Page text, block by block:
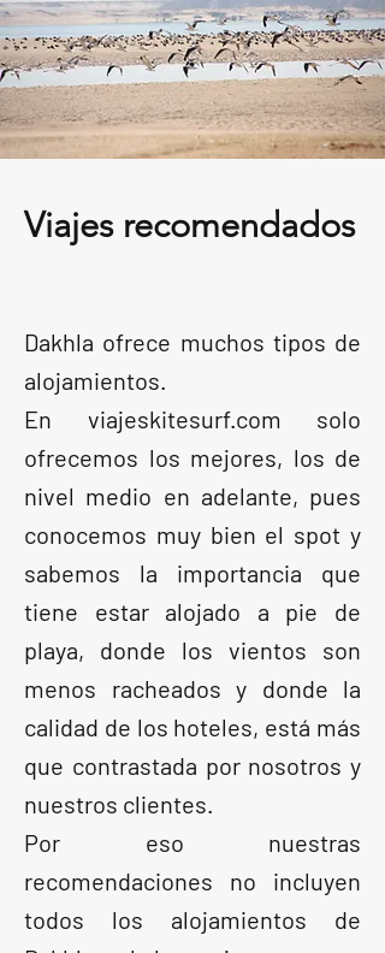
Viajes recomendados
Dakhla ofrece muchos tipos de
alojamientos.
En viajeskitesurf.com solo
ofrecemos los mejores, los de
nivel medio en adelante, pues
conocemos muy bien el spot y
sabemos la importancia que
tiene estar alojado a pie de
playa, donde los vientos son
menos racheados y donde la
calidad de los hoteles, está más
que contrastada por nosotros y
nuestros clientes.
Por eso nuestras
recomendaciones no incluyen
todos los alojamientos de